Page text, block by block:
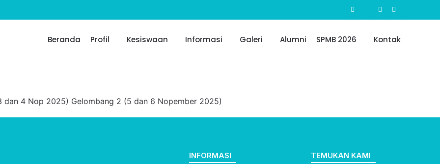
Beranda Profil Kesiswaan Informasi Galeri Alumni SPMB 2026 Kontak
dan 4 Nop 2025) Gelombang 2 (5 dan 6 Nopember 2025)
INFORMASI TEMUKAN KAMI